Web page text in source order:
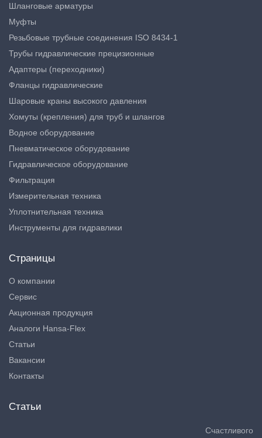
Шланговые арматуры
Муфты
Резьбовые трубные соединения ISO 8434-1
Трубы гидравлические прецизионные
Адаптеры (переходники)
Фланцы гидравлические
Шаровые краны высокого давления
Хомуты (крепления) для труб и шлангов
Водное оборудование
Пневматическое оборудование
Гидравлическое оборудование
Фильтрация
Измерительная техника
Уплотнительная техника
Инструменты для гидравлики
Страницы
О компании
Сервис
Акционная продукция
Аналоги Hansa-Flex
Статьи
Вакансии
Контакты
Статьи
Счастливого